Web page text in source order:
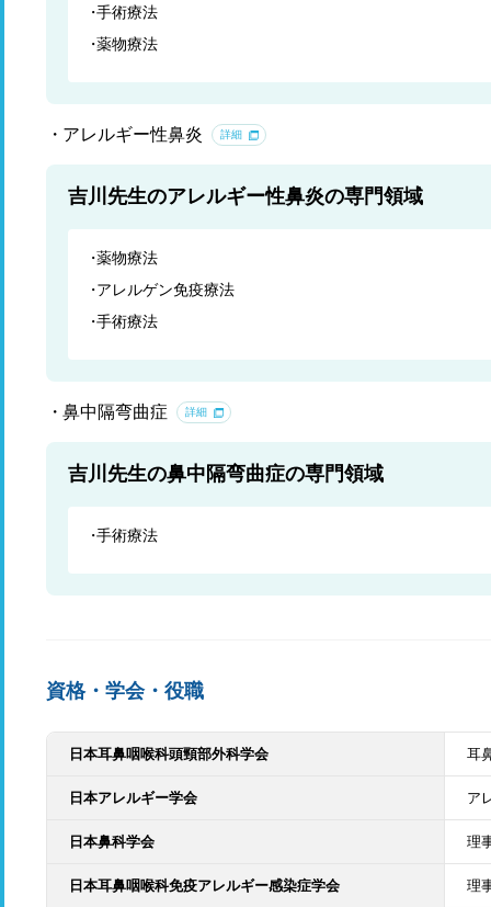
手術療法
薬物療法
アレルギー性鼻炎 詳細
吉川先生のアレルギー性鼻炎の専門領域
薬物療法
アレルゲン免疫療法
手術療法
鼻中隔弯曲症 詳細
吉川先生の鼻中隔弯曲症の専門領域
手術療法
資格・学会・役職
日本耳鼻咽喉科頭頸部外科学会 耳
日本アレルギー学会 ア
日本鼻科学会 理
日本耳鼻咽喉科免疫アレルギー感染症学会 理